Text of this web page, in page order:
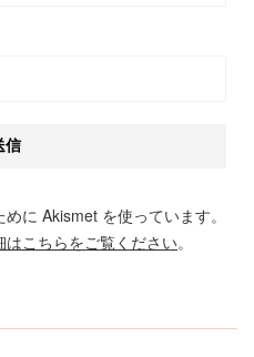
に Akismet を使っています。
はこちらをご覧ください。